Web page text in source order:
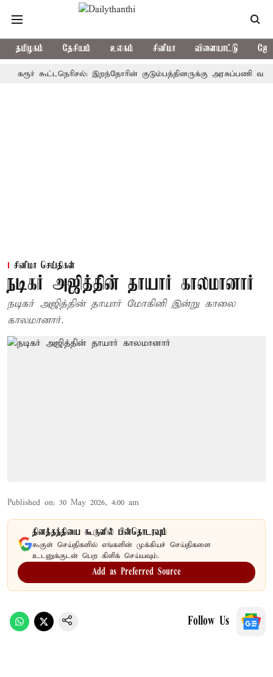
தமிழகம் தேசியம் உலகம் சினிமா விளையாட்டு
கூட்டநெரிசல்: இறந்தோரின் குடும்பத்தினருக்கு அரசுப்பணி வழக்கு;
சினிமா செய்திகள்
நடிகர் அஜித்தின் தாயார் காலமானார்
நடிகர் அஜித்தின் தாயார் மோகினி இன்று காலை
காலமானார்.
Published on: 30 May 2026, 4:00 am
தினத்தந்தியை கூகுளில் பின்தொடரவும்
கூகுள் செய்திகளில் எங்களின் முக்கியச் செய்திகளை
உடனுக்குடன் பெற கிளிக் செய்யவும்.
Add as Preferred Source
Follow Us